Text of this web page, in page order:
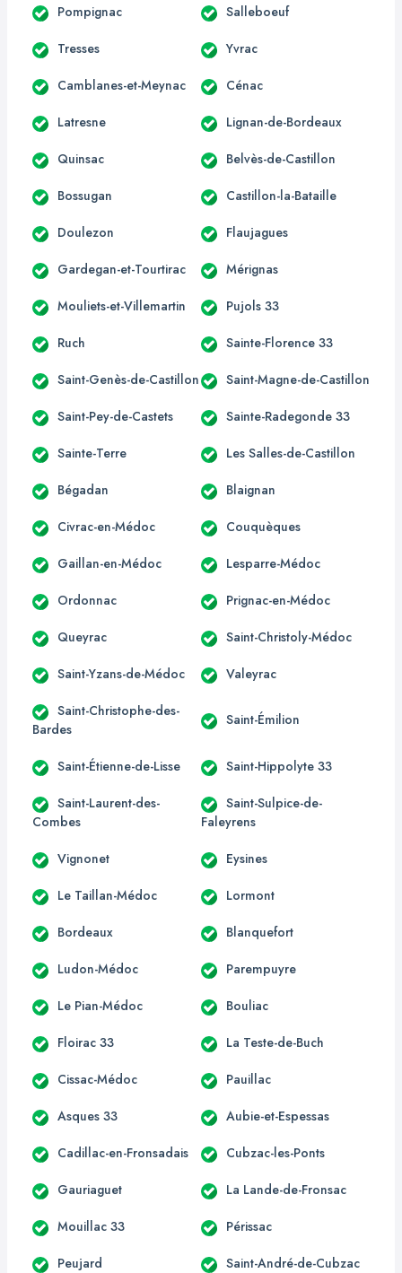
Pompignac Salleboeuf
Tresses Yvrac
Camblanes-et-Meynac Cénac
Latresne Lignan-de-Bordeaux
Quinsac Belvès-de-Castillon
Bossugan Castillon-la-Bataille
Doulezon Flaujagues
Gardegan-et-Tourtirac Mérignas
Mouliets-et-Villemartin Pujols 33
Ruch Sainte-Florence 33
Saint-Genès-de-Castillon Saint-Magne-de-Castillon
Saint-Pey-de-Castets Sainte-Radegonde 33
Sainte-Terre Les Salles-de-Castillon
Bégadan Blaignan
Civrac-en-Médoc Couquèques
Gaillan-en-Médoc Lesparre-Médoc
Ordonnac Prignac-en-Médoc
Queyrac Saint-Christoly-Médoc
Saint-Yzans-de-Médoc Valeyrac
Saint-Christophe-des-
Bardes
Saint-Émilion
Saint-Étienne-de-Lisse Saint-Hippolyte 33
Saint-Laurent-des-
Combes
Saint-Sulpice-de-
Faleyrens
Vignonet Eysines
Le Taillan-Médoc Lormont
Bordeaux Blanquefort
Ludon-Médoc Parempuyre
Le Pian-Médoc Bouliac
Floirac 33 La Teste-de-Buch
Cissac-Médoc Pauillac
Asques 33 Aubie-et-Espessas
Cadillac-en-Fronsadais Cubzac-les-Ponts
Gauriaguet La Lande-de-Fronsac
Mouillac 33 Périssac
Peujard Saint-André-de-Cubzac